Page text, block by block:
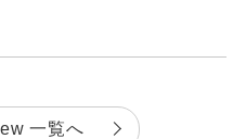
一覧へ